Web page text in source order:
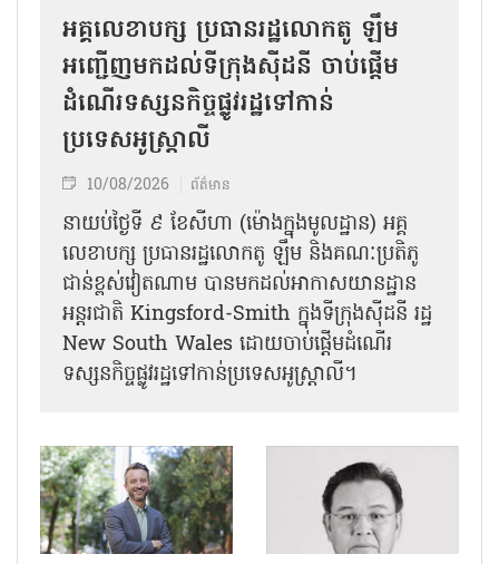
អគ្គលេខាបក្ស ប្រធានរដ្ឋលោកតូ ឡឹម
អញ្ជើញមកដល់ទីក្រុងស៊ីដនី ចាប់ផ្តើម
ដំណើរទស្សនកិច្ចផ្លូវរដ្ឋទៅកាន់
ប្រទេសអូស្ត្រាលី
10/08/2026 ព័ត៌មាន
នាយប់ថ្ងៃទី ៩ ខែសីហា (ម៉ោងក្នុងមូលដ្ឋាន) អគ្គ
លេខាបក្ស ប្រធានរដ្ឋលោកតូ ឡឹម និងគណៈប្រតិភូ
ជាន់ខ្ពស់វៀតណាម បានមកដល់អាកាសយានដ្ឋាន
អន្តរជាតិ Kingsford-Smith ក្នុងទីក្រុងស៊ីដនី រដ្ឋ
New South Wales ដោយចាប់ផ្តើមដំណើរ
ទស្សនកិច្ចផ្លូវរដ្ឋទៅកាន់ប្រទេសអូស្ត្រាលី។